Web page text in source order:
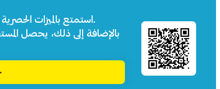
استمتع بالميزات
بالإضافة إلى ذلك، يحصل